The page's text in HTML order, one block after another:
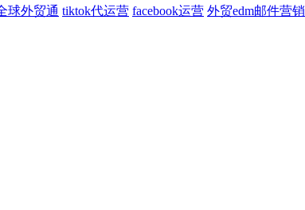
球外贸通 tiktok代运营 facebook运营 外贸edm邮件营销